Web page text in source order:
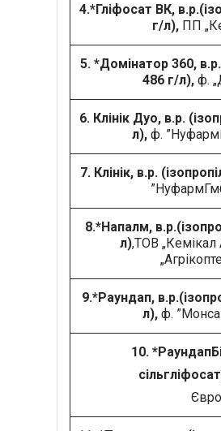
4.*Гліфосат ВК,
г/л), ПП
5. *Домінатор 360, в.р.
486 г/л), ф.
6. Клінік Дуо, в.р.
л), ф.
7. Клінік, в.р.
8.*Напалм,
л),ТОВ „Кемікал
9.*Раундап,
л), ф.
10.